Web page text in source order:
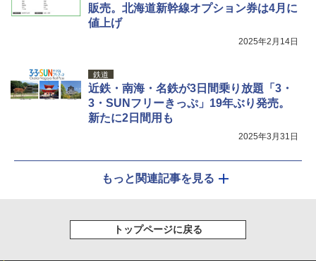
販売。北海道新幹線オプション券は4月に
値上げ
2025年2月14日
鉄道
近鉄・南海・名鉄が3日間乗り放題「3・
3・SUNフリーきっぷ」19年ぶり発売。
新たに2日間用も
2025年3月31日
もっと関連記事を見る
トップページに戻る